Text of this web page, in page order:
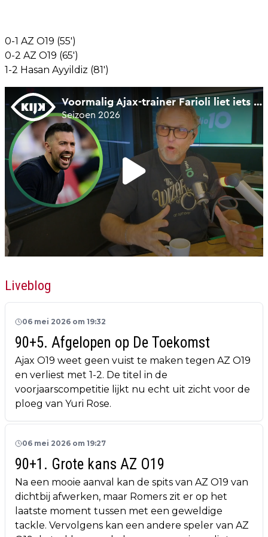
0-1 AZ O19 (55')
0-2 AZ O19 (65')
1-2 Hasan Ayyildiz (81')
Liveblog
06 mei 2026 om 19:32
90+5. Afgelopen op De Toekomst
Ajax O19 weet geen vuist te maken tegen AZ O19
en verliest met 1-2. De titel in de
voorjaarscompetitie lijkt nu echt uit zicht voor de
ploeg van Yuri Rose.
06 mei 2026 om 19:27
90+1. Grote kans AZ O19
Na een mooie aanval kan de spits van AZ O19 van
dichtbij afwerken, maar Romers zit er op het
laatste moment tussen met een geweldige
tackle. Vervolgens kan een andere speler van AZ